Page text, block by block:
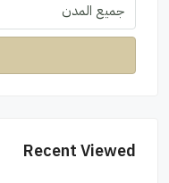
جميع المدن
Recent Viewed